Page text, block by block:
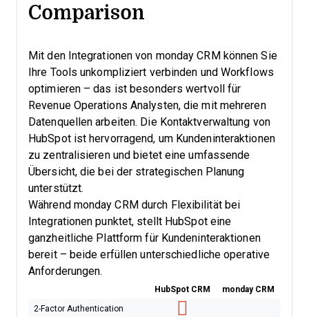
Comparison
Mit den Integrationen von monday CRM können Sie
Ihre Tools unkompliziert verbinden und Workflows
optimieren – das ist besonders wertvoll für
Revenue Operations Analysten, die mit mehreren
Datenquellen arbeiten. Die Kontaktverwaltung von
HubSpot ist hervorragend, um Kundeninteraktionen
zu zentralisieren und bietet eine umfassende
Übersicht, die bei der strategischen Planung
unterstützt.
Während monday CRM durch Flexibilität bei
Integrationen punktet, stellt HubSpot eine
ganzheitliche Plattform für Kundeninteraktionen
bereit – beide erfüllen unterschiedliche operative
Anforderungen.
HubSpot CRM
monday CRM
2-Factor Authentication